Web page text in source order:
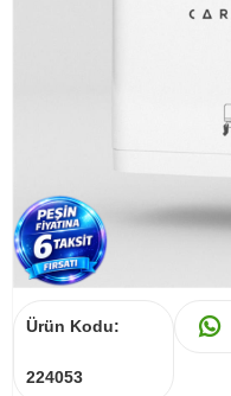
Ürün Kodu:
224053